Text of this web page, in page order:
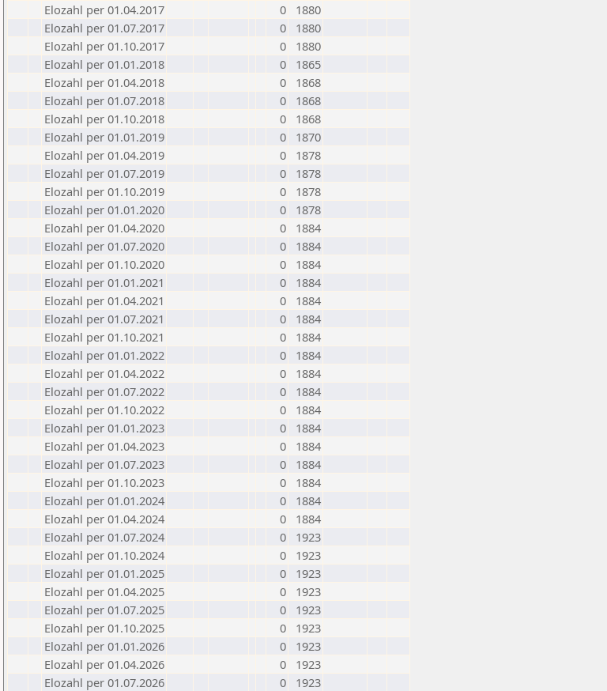
Elozahl per 01.04.2017
0
1880
Elozahl per 01.07.2017
0
1880
Elozahl per 01.10.2017
0
1880
Elozahl per 01.01.2018
0
1865
Elozahl per 01.04.2018
0
1868
Elozahl per 01.07.2018
0
1868
Elozahl per 01.10.2018
0
1868
Elozahl per 01.01.2019
0
1870
Elozahl per 01.04.2019
0
1878
Elozahl per 01.07.2019
0
1878
Elozahl per 01.10.2019
0
1878
Elozahl per 01.01.2020
0
1878
Elozahl per 01.04.2020
0
1884
Elozahl per 01.07.2020
0
1884
Elozahl per 01.10.2020
0
1884
Elozahl per 01.01.2021
0
1884
Elozahl per 01.04.2021
0
1884
Elozahl per 01.07.2021
0
1884
Elozahl per 01.10.2021
0
1884
Elozahl per 01.01.2022
0
1884
Elozahl per 01.04.2022
0
1884
Elozahl per 01.07.2022
0
1884
Elozahl per 01.10.2022
0
1884
Elozahl per 01.01.2023
0
1884
Elozahl per 01.04.2023
0
1884
Elozahl per 01.07.2023
0
1884
Elozahl per 01.10.2023
0
1884
Elozahl per 01.01.2024
0
1884
Elozahl per 01.04.2024
0
1884
Elozahl per 01.07.2024
0
1923
Elozahl per 01.10.2024
0
1923
Elozahl per 01.01.2025
0
1923
Elozahl per 01.04.2025
0
1923
Elozahl per 01.07.2025
0
1923
Elozahl per 01.10.2025
0
1923
Elozahl per 01.01.2026
0
1923
Elozahl per 01.04.2026
0
1923
Elozahl per 01.07.2026
0 1923